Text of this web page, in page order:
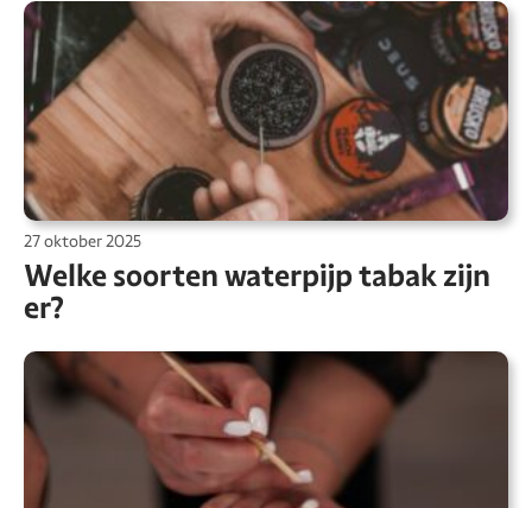
27 oktober 2025
Welke soorten waterpijp tabak zijn
er?